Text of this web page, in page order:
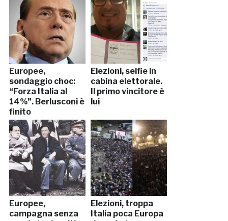
Europee,
sondaggio choc:
“Forza Italia al
14%”. Berlusconi è
finito
Elezioni, selfie in
cabina elettorale.
Il primo vincitore è
lui
Europee,
campagna senza
Elezioni, troppa
Italia poca Europa